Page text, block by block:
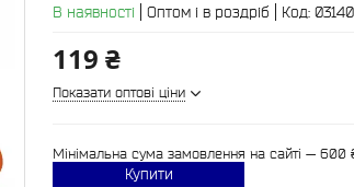
В наявності Оптом і в роздріб Код:
119 ₴
Показати оптові ціни
Мінімальна сума замовлення на сайті — 600
Купити